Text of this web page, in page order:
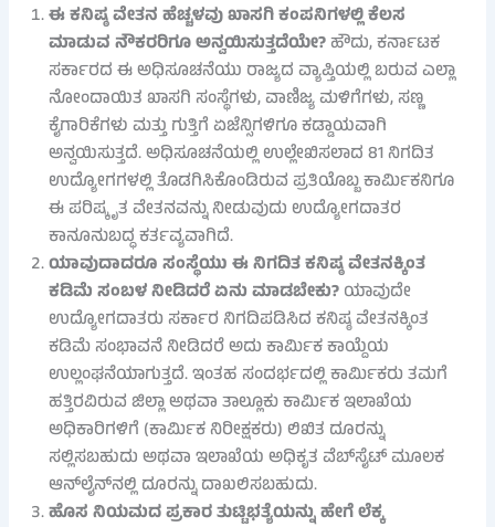
ಈ ಕನಿಷ್ಠ ವೇತನ ಹೆಚ್ಚಳವು ಖಾಸಗಿ ಕಂಪನಿಗಳಲ್ಲಿ ಕೆಲಸ
ಮಾಡುವ ನೌಕರರಿಗೂ ಅನ್ವಯಿಸುತ್ತದೆಯೇ?ಹೌದು, ಕರ್ನಾಟಕ
ಸರ್ಕಾರದ ಈ ಅಧಿಸೂಚನೆಯು ರಾಜ್ಯದ ವ್ಯಾಪ್ತಿಯಲ್ಲಿ ಬರುವ ಎಲ್ಲಾ
ನೋಂದಾಯಿತ ಖಾಸಗಿ ಸಂಸ್ಥೆಗಳು, ವಾಣಿಜ್ಯ ಮಳಿಗೆಗಳು, ಸಣ್ಣ
ಕೈಗಾರಿಕೆಗಳು ಮತ್ತು ಗುತ್ತಿಗೆ ಏಜೆನ್ಸಿಗಳಿಗೂ ಕಡ್ಡಾಯವಾಗಿ
ಅನ್ವಯಿಸುತ್ತದೆ. ಅಧಿಸೂಚನೆಯಲ್ಲಿ ಉಲ್ಲೇಖಿಸಲಾದ 81 ನಿಗದಿತ
ಉದ್ಯೋಗಗಳಲ್ಲಿ ತೊಡಗಿಸಿಕೊಂಡಿರುವ ಪ್ರತಿಯೊಬ್ಬ ಕಾರ್ಮಿಕನಿಗೂ
ಈ ಪರಿಷ್ಕೃತ ವೇತನವನ್ನು ನೀಡುವುದು ಉದ್ಯೋಗದಾತರ
ಕಾನೂನುಬದ್ಧ ಕರ್ತವ್ಯವಾಗಿದೆ.
ಯಾವುದಾದರೂ ಸಂಸ್ಥೆಯು ಈ ನಿಗದಿತ ಕನಿಷ್ಠ ವೇತನಕ್ಕಿಂತ
ಕಡಿಮೆ ಸಂಬಳ ನೀಡಿದರೆ ಏನು ಮಾಡಬೇಕು?ಯಾವುದೇ
ಉದ್ಯೋಗದಾತರು ಸರ್ಕಾರ ನಿಗದಿಪಡಿಸಿದ ಕನಿಷ್ಠ ವೇತನಕ್ಕಿಂತ
ಕಡಿಮೆ ಸಂಭಾವನೆ ನೀಡಿದರೆ ಅದು ಕಾರ್ಮಿಕ ಕಾಯ್ದೆಯ
ಉಲ್ಲಂಘನೆಯಾಗುತ್ತದೆ. ಇಂತಹ ಸಂದರ್ಭದಲ್ಲಿ ಕಾರ್ಮಿಕರು ತಮಗೆ
ಹತ್ತಿರವಿರುವ ಜಿಲ್ಲಾ ಅಥವಾ ತಾಲ್ಲೂಕು ಕಾರ್ಮಿಕ ಇಲಾಖೆಯ
ಅಧಿಕಾರಿಗಳಿಗೆ (ಕಾರ್ಮಿಕ ನಿರೀಕ್ಷಕರು) ಲಿಖಿತ ದೂರನ್ನು
ಸಲ್ಲಿಸಬಹುದು ಅಥವಾ ಇಲಾಖೆಯ ಅಧಿಕೃತ ವೆಬ್‌ಸೈಟ್ ಮೂಲಕ
ಆನ್‌ಲೈನ್‌ನಲ್ಲಿ ದೂರನ್ನು ದಾಖಲಿಸಬಹುದು.
ಹೊಸ ನಿಯಮದ ಪ್ರಕಾರ ತುಟ್ಟಿಭತ್ಯೆಯನ್ನು ಹೇಗೆ ಲೆಕ್ಕ